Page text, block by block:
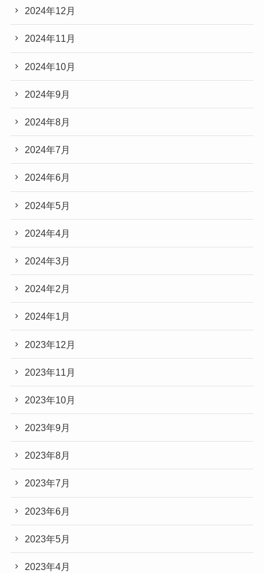
2024年12月
2024年11月
2024年10月
2024年9月
2024年8月
2024年7月
2024年6月
2024年5月
2024年4月
2024年3月
2024年2月
2024年1月
2023年12月
2023年11月
2023年10月
2023年9月
2023年8月
2023年7月
2023年6月
2023年5月
2023年4月